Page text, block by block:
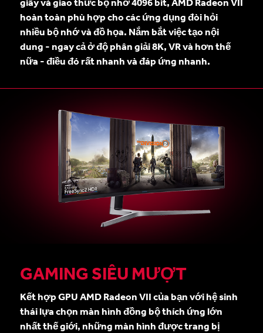
hoàn toàn phù hợp cho các ứng dụng đòi hỏi
nhiều bộ nhớ và đồ họa. Nắm bắt việc tạo nội
dung - ngay cả ở độ phân giải 8K, VR và hơn thế
nữa - điều đó rất nhanh và đáp ứng nhanh.
GAMING SIÊU MƯỢT
Kết hợp GPU AMD Radeon VII của bạn với hệ sinh
thái lựa chọn màn hình đồng bộ thích ứng lớn
nhất thế giới, những màn hình được trang bị